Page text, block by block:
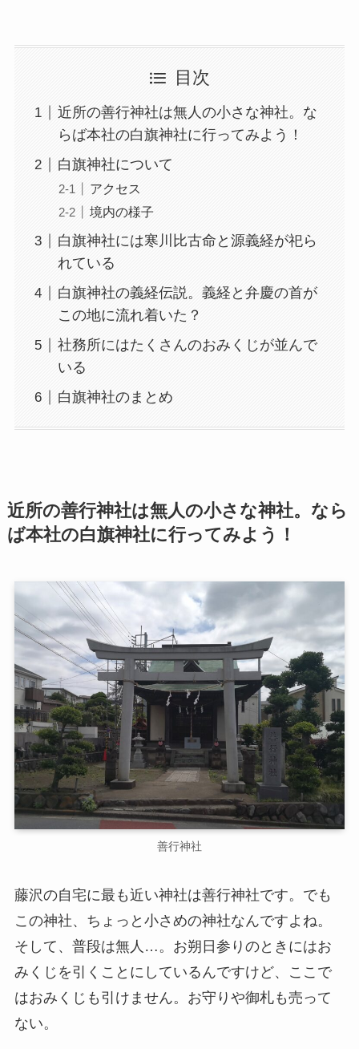
目次
近所の善行神社は無人の小さな神社。な
らば本社の白旗神社に行ってみよう！
白旗神社について
アクセス
境内の様子
白旗神社には寒川比古命と源義経が祀ら
れている
白旗神社の義経伝説。義経と弁慶の首が
この地に流れ着いた？
社務所にはたくさんのおみくじが並んで
いる
白旗神社のまとめ
近所の善行神社は無人の小さな神社。なら
ば本社の白旗神社に行ってみよう！
善行神社
藤沢の自宅に最も近い神社は善行神社です。でも
この神社、ちょっと小さめの神社なんですよね。
そして、普段は無人…。お朔日参りのときにはお
みくじを引くことにしているんですけど、ここで
はおみくじも引けません。お守りや御札も売って
ない。